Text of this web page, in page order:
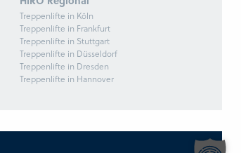
Treppenlifte in Köln
Treppenlifte in Frankfurt
Treppenlifte in Stuttgart
Treppenlifte in Düsseldorf
Treppenlifte in Dresden
Treppenlifte in Hannover